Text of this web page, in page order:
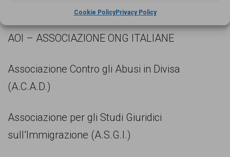
Cookie PolicyPrivacy Policy
dell’esposto sono:
AOI – ASSOCIAZIONE ONG ITALIANE
Associazione Contro gli Abusi in Divisa
(A.C.A.D.)
Associazione per gli Studi Giuridici
sull’Immigrazione (A.S.G.I.)